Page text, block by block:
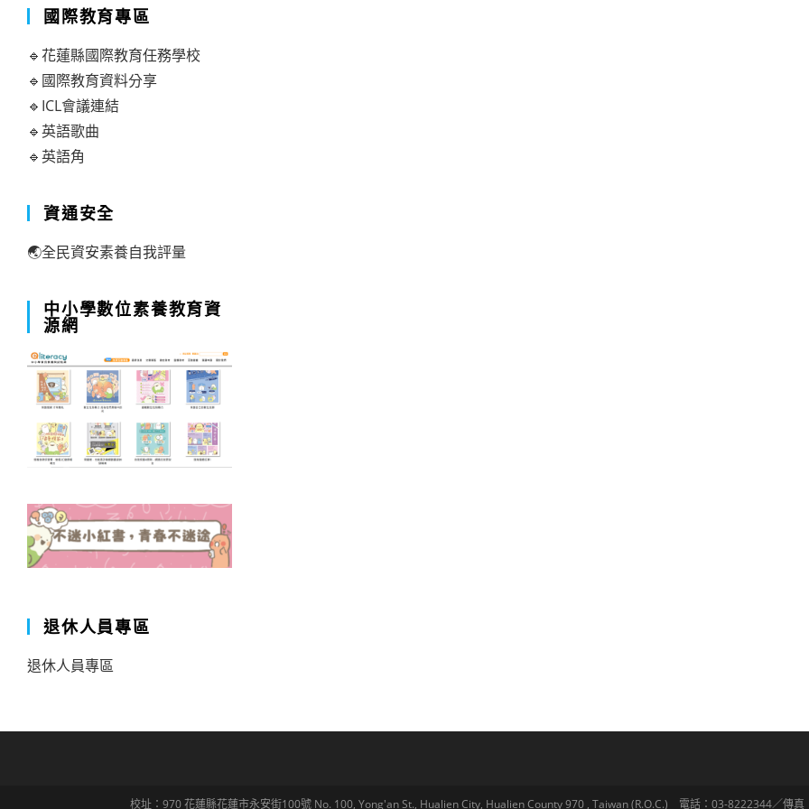
國際教育專區
🔹花蓮縣國際教育任務學校
🔹國際教育資料分享
🔹ICL會議連結
🔹英語歌曲
🔹英語角
資通安全
🌏全民資安素養自我評量
中小學數位素養教育資
源網
退休人員專區
退休人員專區
校址：970 花蓮縣花蓮市永安街100號 No. 100, Yong'an St., Hualien City, Hualien County 970 , Taiwan (R.O.C.) 電話：03-8222344／傳